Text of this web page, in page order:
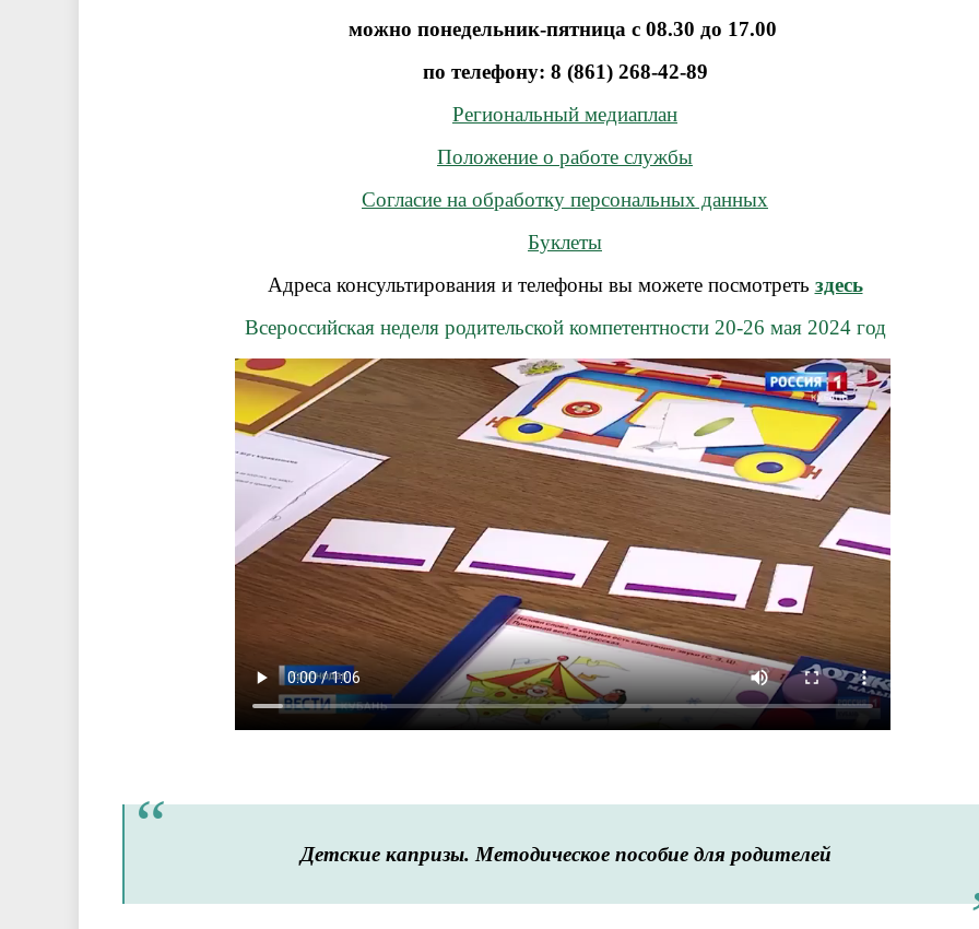
можно понедельник-пятница с 08.30 до 17.00
по телефону: 8 (861) 268-42-89
Региональный медиаплан
Положение о работе службы
Согласие на обработку персональных данных
Буклеты
Адреса консультирования и телефоны вы можете посмотреть здесь
Всероссийская неделя родительской компетентности 20-26 мая 2024 год
Детские капризы. Методическое пособие для родителей